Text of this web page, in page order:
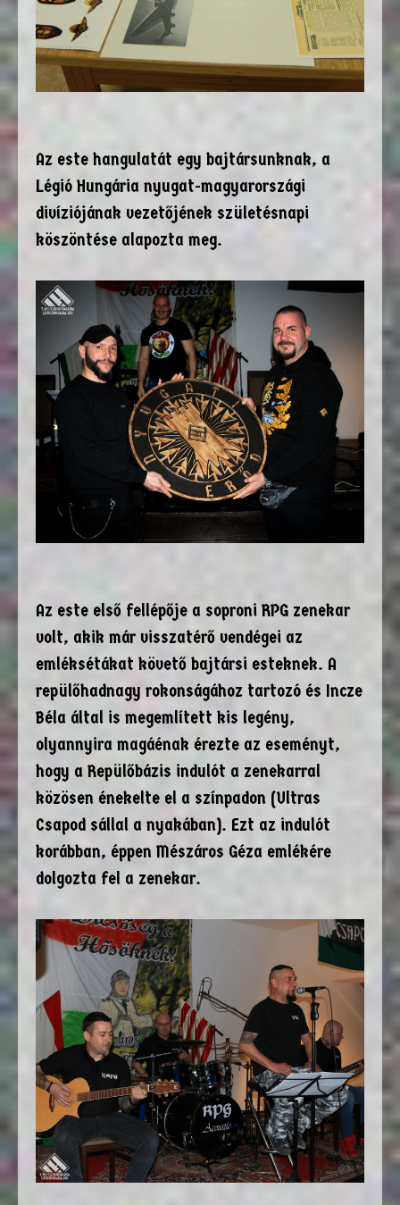
Az este hangulatát egy bajtársunknak, a
Légió Hungária nyugat-magyarországi
divíziójának vezetőjének születésnapi
köszöntése alapozta meg.
Az este első fellépője a soproni RPG zenekar
volt, akik már visszatérő vendégei az
emléksétákat követő bajtársi esteknek. A
repülőhadnagy rokonságához tartozó és Incze
Béla által is megemlített kis legény,
olyannyira magáénak érezte az eseményt,
hogy a Repülőbázis indulót a zenekarral
közösen énekelte el a színpadon (Ultras
Csapod sállal a nyakában). Ezt az indulót
korábban, éppen Mészáros Géza emlékére
dolgozta fel a zenekar.